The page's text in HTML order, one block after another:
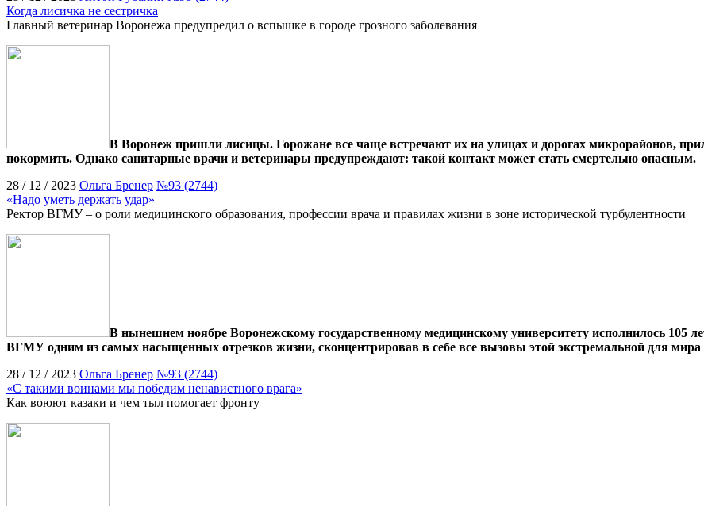
Когда лисичка не сестричка
Главный ветеринар Воронежа предупредил о вспышке в городе грозного заболевания
В Воронеж пришли лисицы. Горожане все чаще встречают их на улицах и дорогах микрорайонов,
покормить. Однако санитарные врачи и ветеринары предупреждают: такой контакт может стать смертельно опасным.
28 / 12 / 2023 Ольга Бренер №93 (2744)
«Надо уметь держать удар»
Ректор ВГМУ – о роли медицинского образования, профессии врача и правилах жизни в зоне исторической турбулентности
В нынешнем ноябре Воронежскому государственному медицинскому университету исполнилось 105
ВГМУ одним из самых насыщенных отрезков жизни, сконцентрировав в себе все вызовы этой экстремальной для
28 / 12 / 2023 Ольга Бренер №93 (2744)
«С такими воинами мы победим ненавистного врага»
Как воюют казаки и чем тыл помогает фронту